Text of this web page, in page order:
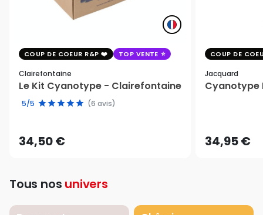
COUP DE COEUR R&P TOP VENTE
Clairefontaine
Le Kit Cyanotype - Clairefontaine
5/5 (6 avis)
34,50 €
COUP DE
Jacquard
Cyanotype
34,95 €
Tous nos univers